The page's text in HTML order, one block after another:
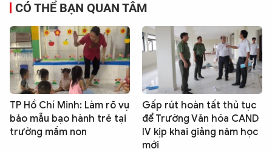
CÓ THỂ BẠN QUAN TÂM
TP Hồ Chí Minh: Làm rõ vụ
bảo mẫu bạo hành trẻ tại
trường mầm non
Gấp rút hoàn tất thủ tục
để Trường Văn hóa CAND
IV kịp khai giảng năm học
mới